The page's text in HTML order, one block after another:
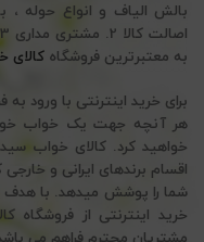
به معتبرترین فروشگاه کالای
برای خرید اینترنتی با ورود
هر آنچه جهت یک خواب خوب
خواهید کرد. کالای خواب
اقسام برندهای ایرانی و
شما را پوشش میدهد. با هدف
خرید اینترنتی از فروشگاه